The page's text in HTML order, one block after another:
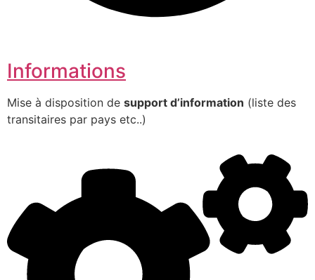
Informations
Mise à disposition de support d’information (liste des
transitaires par pays etc..)